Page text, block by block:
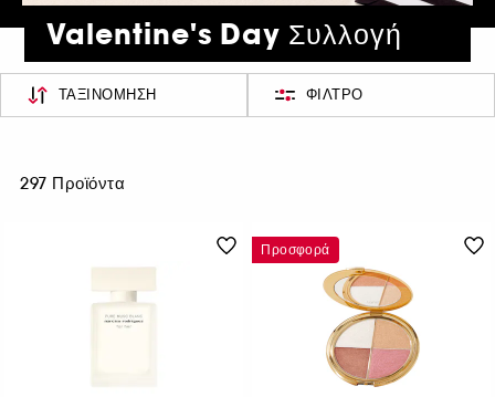
Valentine's Day Συλλογή
ΤΑΞΙΝΌΜΗΣΗ ΦΊΛΤΡΟ
297 Προϊόντα
Προσφορά